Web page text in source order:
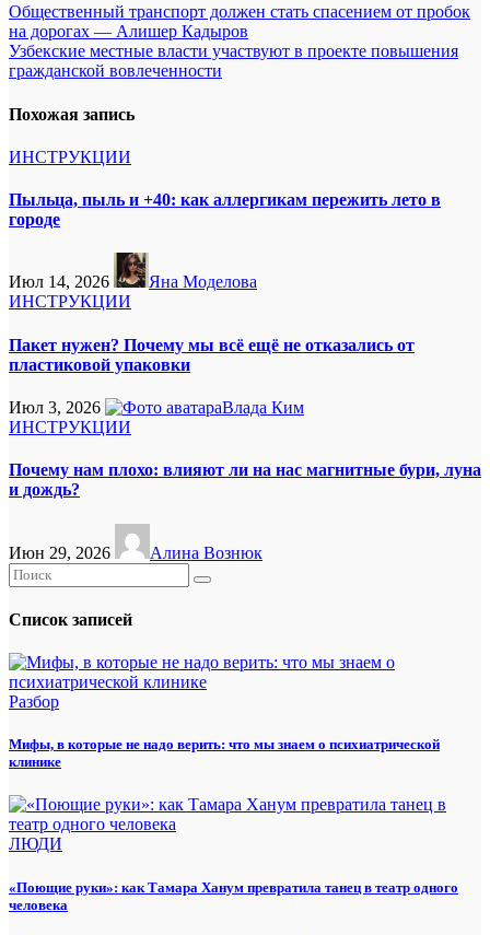
Навигация
по
записям
Общественный транспорт должен стать спасением от пробок
на дорогах — Алишер Кадыров
Узбекские местные власти участвуют в проекте повышения
гражданской вовлеченности
Похожая запись
ИНСТРУКЦИИ
Пыльца, пыль и +40: как аллергикам пережить лето в
городе
Июл 14, 2026
Яна Моделова
ИНСТРУКЦИИ
Пакет нужен? Почему мы всё ещё не отказались от
пластиковой упаковки
Июл 3, 2026
Влада Ким
ИНСТРУКЦИИ
Почему нам плохо: влияют ли на нас магнитные бури, луна
и дождь?
Июн 29, 2026 Алина Вознюк
Список записей
Разбор
Мифы, в которые не надо верить: что мы знаем о психиатрической
клинике
ЛЮДИ
«Поющие руки»: как Тамара Ханум превратила танец в театр одного
человека